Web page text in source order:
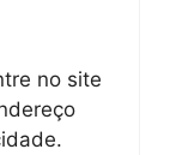
no site